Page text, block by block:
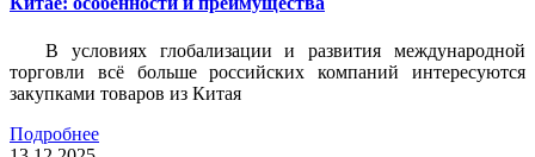
В условиях глобализации и развития международной
торговли всё больше российских компаний интересуются
закупками товаров из Китая
Подробнее